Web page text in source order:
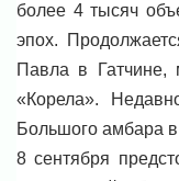
более 4 тысяч
эпох.
Павла в Гатчине,
«Корела».
Большого амбара в
8 сентября